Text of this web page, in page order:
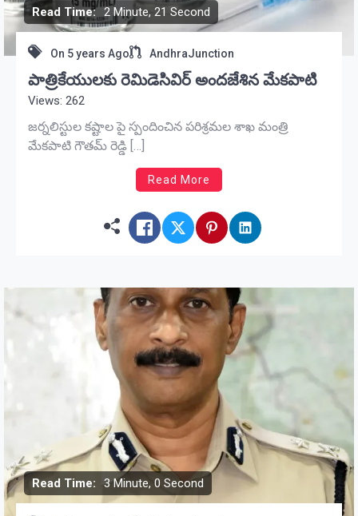
Read Time: 2 Minute, 21 Second
On 5 years Ago AndhraJunction
పాత్రికేయులకు రెమిడెసివిర్ అందజేశిన మేకపాటి
Views: 262
జర్నలిస్టుల కష్టాల పై స్పందించిన పరిశ్రమల శాఖ మంత్రి
మేకపాటి గౌతమ్ రెడ్డి […]
Read More
Read Time: 3 Minute, 0 Second